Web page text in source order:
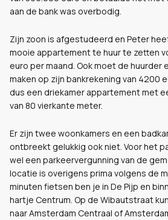
aan de bank was overbodig.
Zijn zoon is afgestudeerd en Peter
mooie appartement te huur te zetten
euro per maand. Ook moet de huurder
maken op zijn bankrekening van 4200
dus een driekamer appartement met
van 80 vierkante meter.
Er zijn twee woonkamers en een
ontbreekt gelukkig ook niet. Voor het
wel een parkeervergunning van de
locatie is overigens prima volgens de
minuten fietsen ben je in De Pijp en
hartje Centrum. Op de Wibautstraat
naar Amsterdam Centraal of